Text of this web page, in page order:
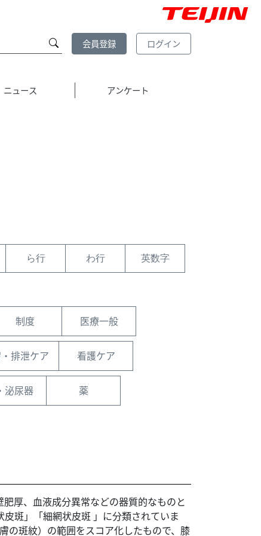
ログイン
会員登録
ニュース アンケート
ら行 わ行 英数字
制度 医療一般
排泄ケア 看護ケア
泌尿器 薬
厚、血液成分異常などの器質的なものと
斑」「細網状皮斑 」に分類されていま
の斑紋）の範囲をスコア化したもので、膝